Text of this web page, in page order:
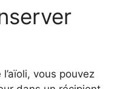
vous pouvez